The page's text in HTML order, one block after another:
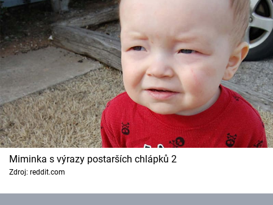
Sledujte nás
Miminka s výrazy postarších chlápků 2
Zdroj: reddit.com